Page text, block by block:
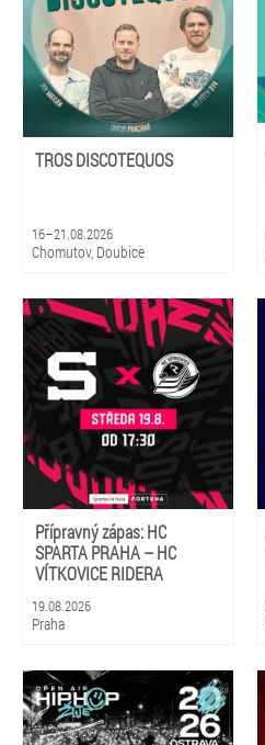
TROS DISCOTEQUOS
16–21.08.2026
Chomutov, Doubice
Přípravný zápas: HC
SPARTA PRAHA – HC
VÍTKOVICE RIDERA
19.08.2026
Praha